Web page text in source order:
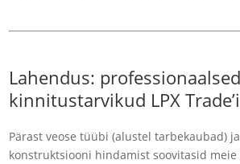
Lahendus:
kinnitustarvikud LPX
Pärast veose tüübi (alustel tarbekaubad)
konstruktsiooni hindamist soovitasid meie